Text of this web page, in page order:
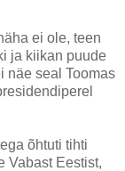
ei ole, teen
ja kiikan puude
näe seal Toomas
õhtuti tihti
Vabast Eestist,